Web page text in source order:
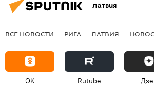
Латвия
ВСЕ НОВОСТИ РИГА ЛАТВИЯ
OK Rutube